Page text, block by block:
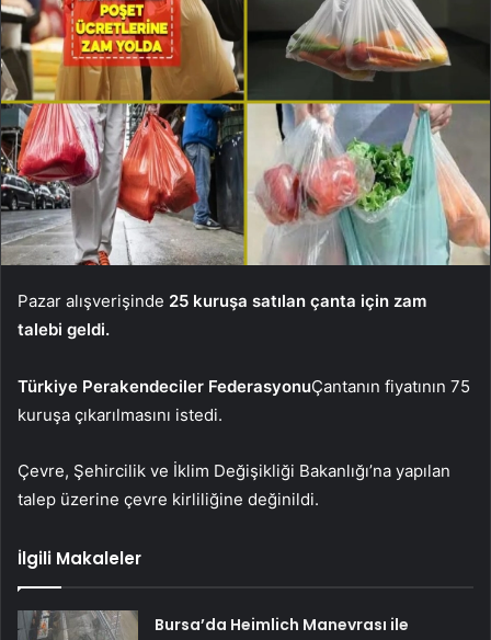
Pazar alışverişinde 25 kuruşa satılan çanta için zam
talebi geldi.
Türkiye Perakendeciler FederasyonuÇantanın fiyatının 75
kuruşa çıkarılmasını istedi.
Çevre, Şehircilik ve İklim Değişikliği Bakanlığı’na yapılan
talep üzerine çevre kirliliğine değinildi.
İlgili Makaleler
Bursa’da Heimlich Manevrası ile